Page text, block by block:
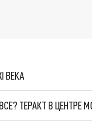
ВЕКА
ТЕРАКТ В ЦЕНТРЕ